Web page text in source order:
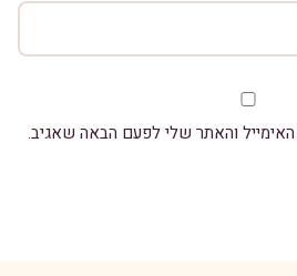
והאתר שלי לפעם הבאה שאגיב.